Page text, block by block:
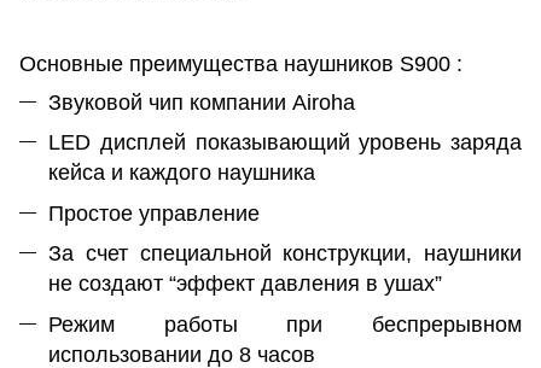
Основные преимущества наушников S900 :
Звуковой чип компании Airoha
LED дисплей показывающий уровень заряда
кейса и каждого наушника
Простое управление
За счет специальной конструкции, наушники
не создают “эффект давления в ушах”
Режим работы при беспрерывном
использовании до 8 часов